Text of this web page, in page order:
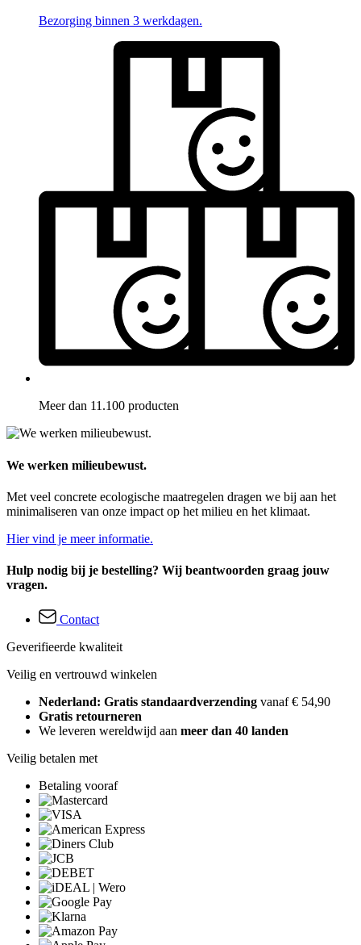
Bezorging binnen 3 werkdagen.
Meer dan 11.100 producten
We werken milieubewust.
Met veel concrete ecologische maatregelen dragen we bij aan het
minimaliseren van onze impact op het milieu en het klimaat.
Hier vind je meer informatie.
Hulp nodig bij je bestelling? Wij beantwoorden graag jouw
vragen.
Contact
Geverifieerde kwaliteit
Veilig en vertrouwd winkelen
Nederland: Gratis standaardverzending vanaf € 54,90
Gratis retourneren
We leveren wereldwijd aan meer dan 40 landen
Veilig betalen met
Betaling vooraf